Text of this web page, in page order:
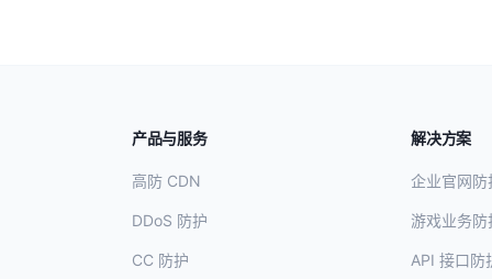
产品与服务
高防 CDN
DDoS 防护
CC 防护
解决方案
企业官网防
游戏业务防
API 接口防